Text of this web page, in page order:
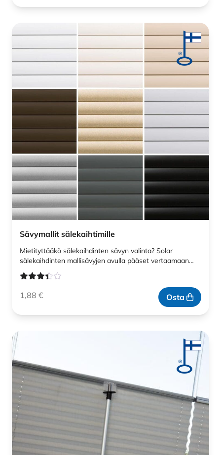
Sävymallit sälekaihtimille
Mietityttääkö sälekaihdinten sävyn valinta? Solar
sälekaihdinten mallisävyjen avulla pääset vertaamaan…
tuotteesta:
1,88 € Osta